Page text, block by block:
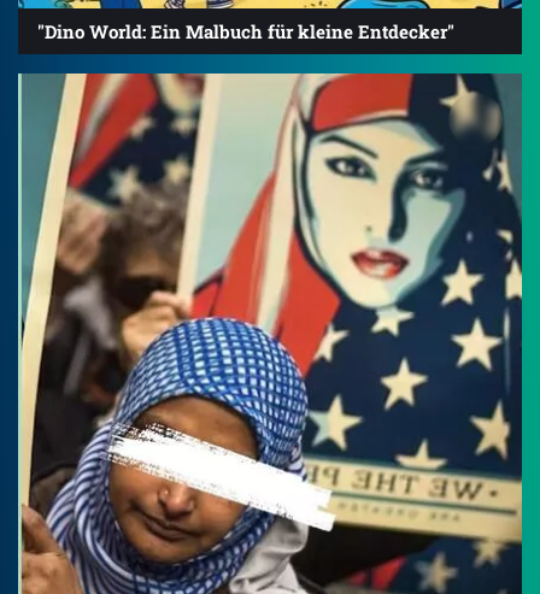
"Dino World: Ein Malbuch für kleine Entdecker"